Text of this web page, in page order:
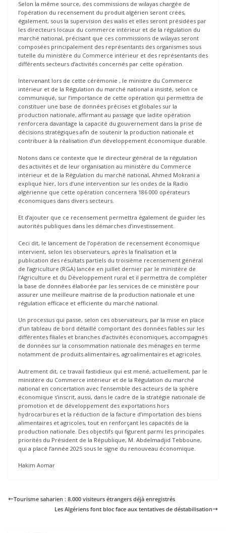
Selon la même source, des commissions de wilayas chargée de
l’opération du recensement du produit algérien seront créés,
également, sous la supervision des walis et elles seront présidées par
les directeurs locaux du commerce intérieur et de la régulation du
marché national, précisant que ces commissions de wilayas seront
composées principalement des représentants des organismes sous
tutelle du ministère du Commerce intérieur et des représentants des
différents secteurs d’activités concernés par cette opération.
Intervenant lors de cette cérémonie , le ministre du Commerce
intérieur et de la Régulation du marché national a insisté, selon ce
communiqué, sur l’importance de cette opération qui permettra de
constituer une base de données précises et globales sur la
production nationale, affirmant au passage que ladite opération
renforcera davantage la capacité du gouvernement dans la prise de
décisions stratégiques afin de soutenir la production nationale et
contribuer à la réalisation d’un développement économique durable.
Notons dans ce contexte que le directeur général de la régulation
des activités et de leur organisation au ministère du Commerce
intérieur et de la Régulation du marché national, Ahmed Mokrani a
expliqué hier, lors d’une intervention sur les ondes de la Radio
algérienne que cette opération concernera 186 000 opérateurs
économiques dans divers secteurs.
Et d’ajouter que ce recensement permettra également de guider les
autorités publiques dans les démarches d’investissement.
Ceci dit, le lancement de l’opération de recensement économique
intervient, selon les observateurs, après la finalisation et la
publication des résultats partiels du troisième recensement général
de l’agriculture (RGA) lancée en juillet dernier par le ministère de
l’Agriculture et du Développement rural et il permettra de compléter
la base de données élaborée par les services de ce ministère pour
assurer une meilleure maitrise de la production nationale et une
régulation efficace et efficiente du marché national.
Un processus qui passe, selon ces observateurs, par la mise en place
d’un tableau de bord détaillé comportant des données fiables sur les
différentes filiales et branches d’activités économiques, accompagnés
de données sur la consommation nationale des ménages en terme
notamment de produits alimentaires, agroalimentaires et agricoles.
Autrement dit, ce travail fastidieux qui est mené, actuellement, par le
ministère du Commerce intérieur et de la Régulation du marché
national en concertation avec l’ensemble des acteurs de la sphère
économique s’inscrit, aussi, dans le cadre de la stratégie nationale de
promotion et de développement des exportations hors
hydrocarbures et la réduction de la facture d’importation des biens
alimentaires et agricoles, tout en renforçant les capacités de la
production nationale. Des objectifs qui figurent parmi les principales
priorités du Président de la République, M. Abdelmadjid Tebboune,
qui a placé l’année 2025 sous le signe du renouveau économique.
Hakim Aomar
Tourisme saharien : 8.000 visiteurs étrangers déjà enregistrés
Les Algériens font bloc face aux tentatives de déstabilisation